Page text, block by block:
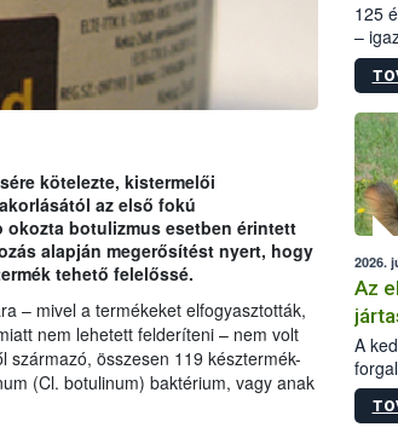
kötelezte, kistermelői
az első fokú
botulizmus esetben érintett
alapján megerősítést nyert, hogy
tehető felelőssé.
– mivel a termékeket elfogyasztották,
nem lehetett felderíteni – nem volt
származó, összesen 119 késztermék-
(Cl. botulinum) baktérium, vagy anak
125
–
15.
2026.
Az
A